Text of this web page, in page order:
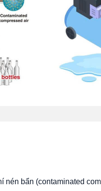
bẩn (contaminated